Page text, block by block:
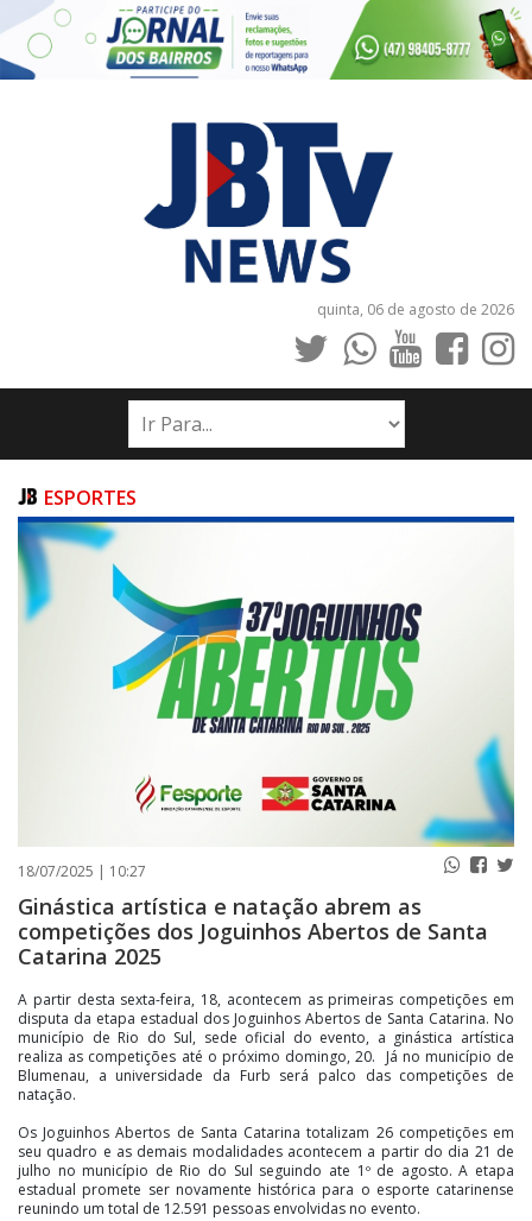
quinta, 06 de agosto de 2026
INÍCIO
NOTÍCIAS
ESPORTES
18/07/2025 | 10:27
Ginástica artística e natação abrem as
competições dos Joguinhos Abertos de Santa
Catarina 2025
A partir desta sexta-feira, 18, acontecem as primeiras competições em
disputa da etapa estadual dos Joguinhos Abertos de Santa Catarina. No
município de Rio do Sul, sede oficial do evento, a ginástica artística
realiza as competições até o próximo domingo, 20. Já no município de
Blumenau, a universidade da Furb será palco das competições de
natação.
Os Joguinhos Abertos de Santa Catarina totalizam 26 competições em
seu quadro e as demais modalidades acontecem a partir do dia 21 de
julho no município de Rio do Sul seguindo ate 1º de agosto. A etapa
estadual promete ser novamente histórica para o esporte catarinense
reunindo um total de 12.591 pessoas envolvidas no evento.